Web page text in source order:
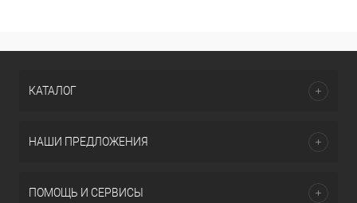
КАТАЛОГ
НАШИ ПРЕДЛОЖЕНИЯ
ПОМОЩЬ И СЕРВИСЫ